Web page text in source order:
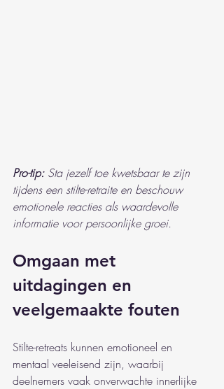
Pro-tip: Sta jezelf toe kwetsbaar te zijn
tijdens een stilte-retraite en beschouw
emotionele reacties als waardevolle
informatie voor persoonlijke groei.
Omgaan met
uitdagingen en
veelgemaakte fouten
Stilte-retreats kunnen emotioneel en
mentaal veeleisend zijn, waarbij
deelnemers vaak onverwachte innerlijke